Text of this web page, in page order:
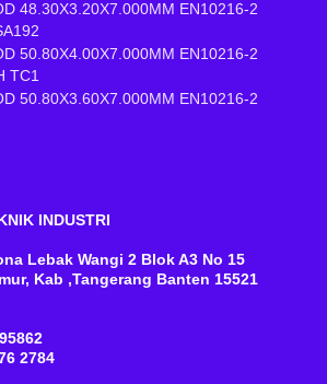
48.30X3.20X7.000MM EN10216-2
50.80X4.00X7.000MM EN10216-2
TC1
50.80X3.60X7.000MM EN10216-2
INDUSTRI
Lebak Wangi 2 Blok A3 No 15
Kab ,Tangerang Banten 15521
2784